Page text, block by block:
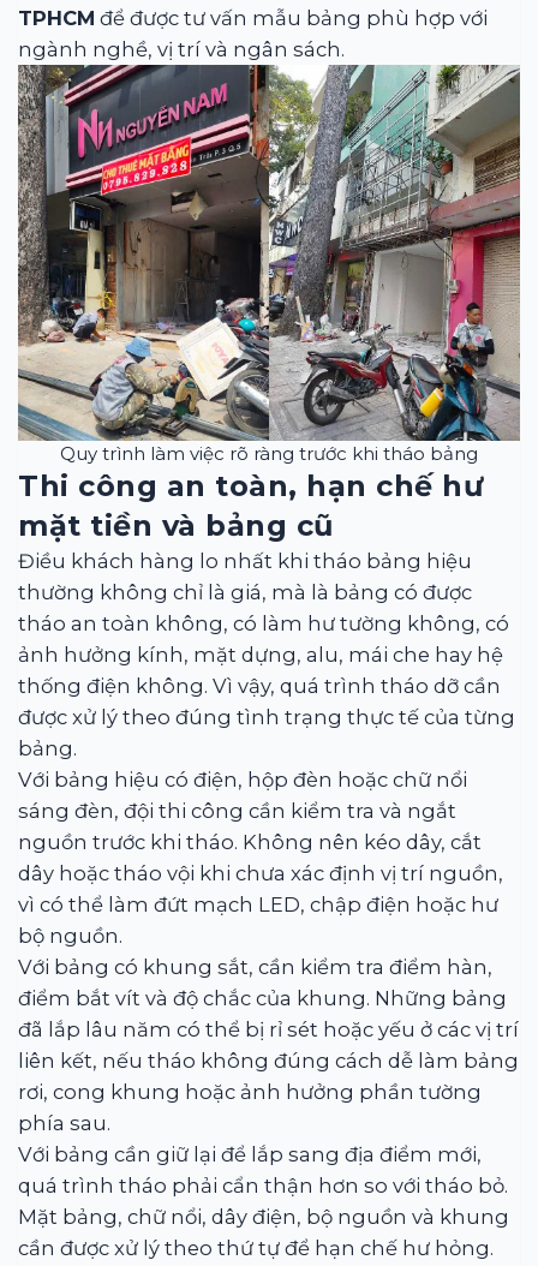
TPHCM để được tư vấn mẫu bảng phù hợp với
ngành nghề, vị trí và ngân sách.
Quy trình làm việc rõ ràng trước khi tháo bảng
Thi công an toàn, hạn chế hư
mặt tiền và bảng cũ
Điều khách hàng lo nhất khi tháo bảng hiệu
thường không chỉ là giá, mà là bảng có được
tháo an toàn không, có làm hư tường không, có
ảnh hưởng kính, mặt dựng, alu, mái che hay hệ
thống điện không. Vì vậy, quá trình tháo dỡ cần
được xử lý theo đúng tình trạng thực tế của từng
bảng.
Với bảng hiệu có điện, hộp đèn hoặc chữ nổi
sáng đèn, đội thi công cần kiểm tra và ngắt
nguồn trước khi tháo. Không nên kéo dây, cắt
dây hoặc tháo vội khi chưa xác định vị trí nguồn,
vì có thể làm đứt mạch LED, chập điện hoặc hư
bộ nguồn.
Với bảng có khung sắt, cần kiểm tra điểm hàn,
điểm bắt vít và độ chắc của khung. Những bảng
đã lắp lâu năm có thể bị rỉ sét hoặc yếu ở các vị trí
liên kết, nếu tháo không đúng cách dễ làm bảng
rơi, cong khung hoặc ảnh hưởng phần tường
phía sau.
Với bảng cần giữ lại để lắp sang địa điểm mới,
quá trình tháo phải cẩn thận hơn so với tháo bỏ.
Mặt bảng, chữ nổi, dây điện, bộ nguồn và khung
cần được xử lý theo thứ tự để hạn chế hư hỏng.